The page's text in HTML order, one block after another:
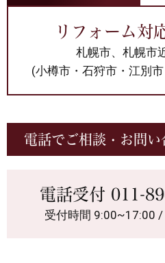
リフォーム対
札幌市、札幌市
(小樽市・石狩市・江別
電話でご相談・お問い
電話受付011-
受付時間 9:00~17:00